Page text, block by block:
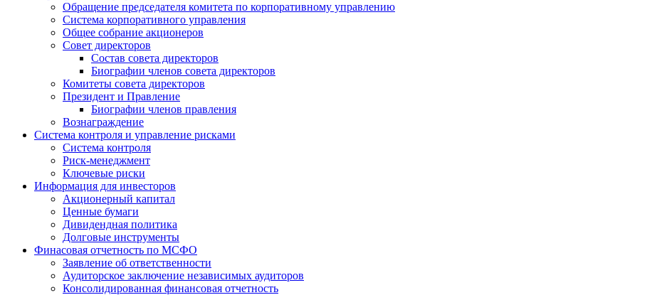
Обращение председателя комитета по корпоративному управлению
Система корпоративного управления
Общее собрание акционеров
Совет директоров
Состав совета директоров
Биографии членов совета директоров
Комитеты совета директоров
Президент и Правление
Биографии членов правления
Вознаграждение
Система контроля и управление рисками
Система контроля
Риск-менеджмент
Ключевые риски
Информация для инвесторов
Акционерный капитал
Ценные бумаги
Дивидендная политика
Долговые инструменты
Финасовая отчетность по МСФО
Заявление об ответственности
Аудиторское заключение независимых аудиторов
Консолидированная финансовая отчетность